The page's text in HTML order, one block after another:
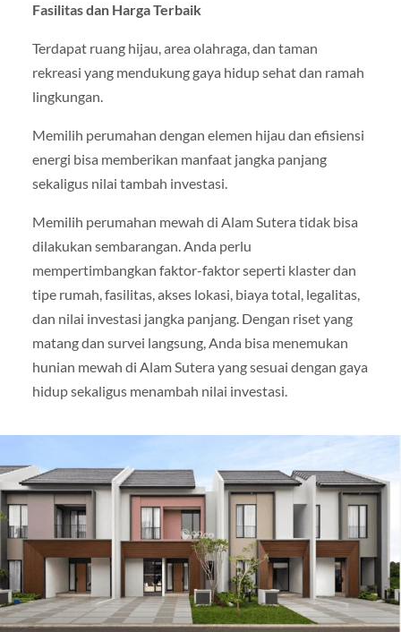
Fasilitas dan Harga Terbaik
Terdapat ruang hijau, area olahraga, dan taman
rekreasi yang mendukung gaya hidup sehat dan ramah
lingkungan.
Memilih perumahan dengan elemen hijau dan efisiensi
energi bisa memberikan manfaat jangka panjang
sekaligus nilai tambah investasi.
Memilih perumahan mewah di Alam Sutera tidak bisa
dilakukan sembarangan. Anda perlu
mempertimbangkan faktor-faktor seperti klaster dan
tipe rumah, fasilitas, akses lokasi, biaya total, legalitas,
dan nilai investasi jangka panjang. Dengan riset yang
matang dan survei langsung, Anda bisa menemukan
hunian mewah di Alam Sutera yang sesuai dengan gaya
hidup sekaligus menambah nilai investasi.